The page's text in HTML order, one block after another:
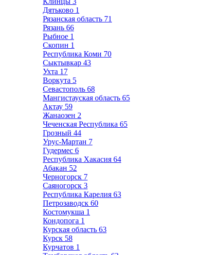
Дятьково 1
Рязанская область 71
Рязань 66
Рыбное 1
Скопин 1
Республика Коми 70
Сыктывкар 43
Ухта 17
Воркута 5
Севастополь 68
Мангистауская область 65
Актау 59
Жанаозен 2
Чеченская Республика 65
Грозный 44
Урус-Мартан 7
Гудермес 6
Республика Хакасия 64
Абакан 52
Черногорск 7
Саяногорск 3
Республика Карелия 63
Петрозаводск 60
Костомукша 1
Кондопога 1
Курская область 63
Курск 58
Курчатов 1